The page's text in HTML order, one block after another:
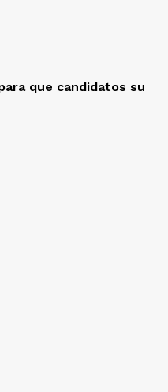
que candidatos su